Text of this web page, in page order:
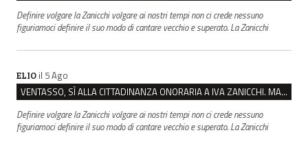
Definire volgare la Zanicchi volgare ai nostri tempi non ci crede nessuno
figuriamoci definire il suo modo di cantare vecchio e superato. La Zanicchi
ELIO il 5 Ago
VENTASSO, SÌ ALLA CITTADINANZA ONORARIA A IVA ZANICCHI. MA BARGIACCHI: “È DI PESSIMO GUSTO”
Definire volgare la Zanicchi volgare ai nostri tempi non ci crede nessuno
figuriamoci definire il suo modo di cantare vecchio e superato. La Zanicchi